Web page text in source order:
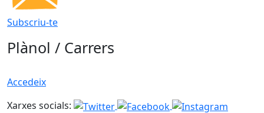
Subscriu-te
Plànol / Carrers
Accedeix
Xarxes socials: